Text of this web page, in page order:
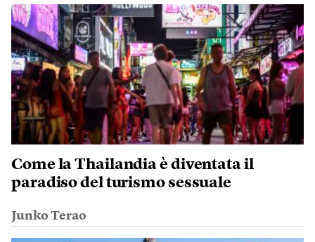
Come la Thailandia è diventata il
paradiso del turismo sessuale
Junko Terao